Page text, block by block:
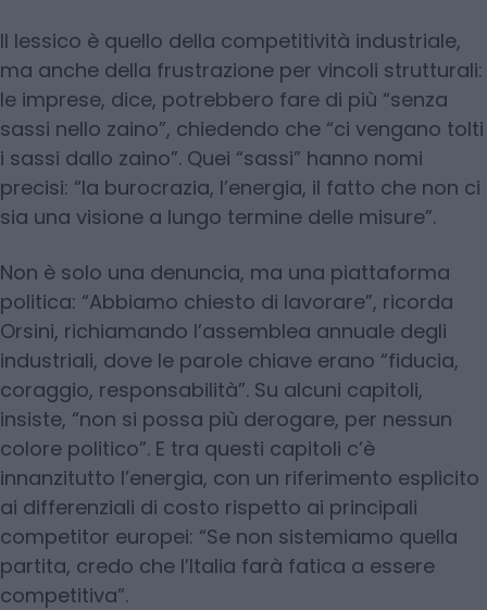
Il lessico è quello della competitività industriale,
ma anche della frustrazione per vincoli strutturali:
le imprese, dice, potrebbero fare di più “senza
sassi nello zaino”, chiedendo che “ci vengano tolti
i sassi dallo zaino”. Quei “sassi” hanno nomi
precisi: “la burocrazia, l’energia, il fatto che non ci
sia una visione a lungo termine delle misure”.
Non è solo una denuncia, ma una piattaforma
politica: “Abbiamo chiesto di lavorare”, ricorda
Orsini, richiamando l’assemblea annuale degli
industriali, dove le parole chiave erano “fiducia,
coraggio, responsabilità”. Su alcuni capitoli,
insiste, “non si possa più derogare, per nessun
colore politico”. E tra questi capitoli c’è
innanzitutto l’energia, con un riferimento esplicito
ai differenziali di costo rispetto ai principali
competitor europei: “Se non sistemiamo quella
partita, credo che l’Italia farà fatica a essere
competitiva”.